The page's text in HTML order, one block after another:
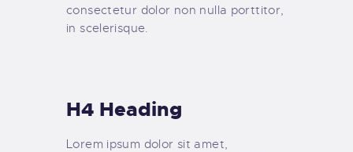
consectetur dolor non nulla porttitor,
in scelerisque.
H4 Heading
Lorem ipsum dolor sit amet,